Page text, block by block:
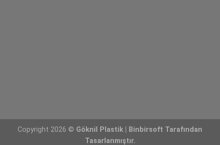
Copyright 2026 © Göknil Plastik | Binbirsoft Tarafından
Tasarlanmıştır.